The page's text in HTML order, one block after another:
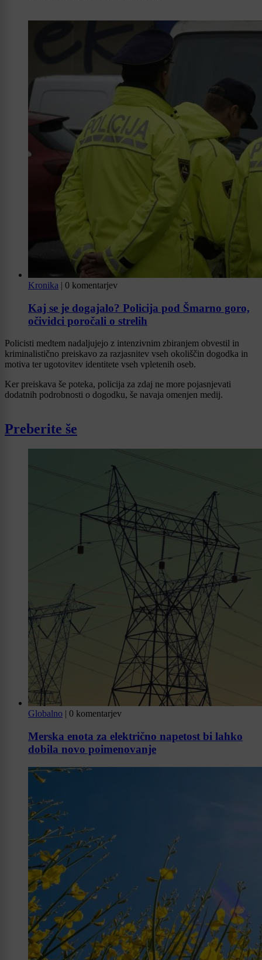
Kronika | 0 komentarjev
Kaj se je dogajalo? Policija pod Šmarno goro,
očividci poročali o strelih
Policisti medtem nadaljujejo z intenzivnim zbiranjem obvestil in
kriminalistično preiskavo za razjasnitev vseh okoliščin dogodka in
motiva ter ugotovitev identitete vseh vpletenih oseb.
Ker preiskava še poteka, policija za zdaj ne more pojasnjevati
dodatnih podrobnosti o dogodku, še navaja omenjen medij.
Preberite še
Globalno | 0 komentarjev
Merska enota za električno napetost bi lahko
dobila novo poimenovanje